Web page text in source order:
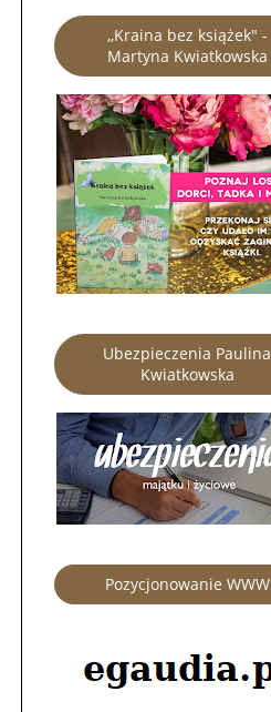
,,Kraina bez książek" -
Martyna Kwiatkowska
Ubezpieczenia Paulina
Kwiatkowska
Pozycjonowanie WWW